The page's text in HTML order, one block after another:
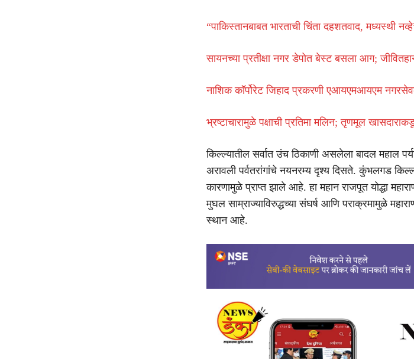
“पाकिस्तानबाबत भारताची चिंता दहशतवाद, मध्यस्थी
सायनच्या प्रतीक्षा नगर डेपोत बेस्ट बसला आग;
नाशिक कॉर्पोरेट जिहाद प्रकरणी एआयएमआयएम
भ्रष्टाचारामुळे पक्षाची प्रतिमा मलिन; तृणमूल
किल्ल्यातील सर्वात उंच ठिकाणी असलेला बादल महाल
अरावली पर्वतरांगांचे नयनरम्य दृश्य दिसते. कुंभलगड
कारणामुळे प्राप्त झाले आहे. हा महान राजपूत योद्धा
मुघल साम्राज्याविरुद्धच्या संघर्ष आणि पराक्रमामुळे
स्थान आहे.